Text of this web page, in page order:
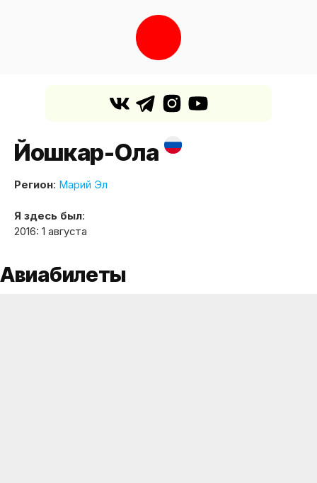
Йошкар-Ола
Регион: Марий Эл
Я здесь был:
2016: 1 августа
Авиабилеты